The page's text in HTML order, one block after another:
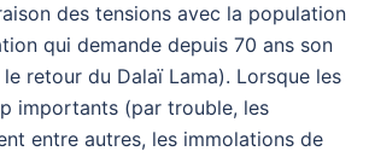
des tensions avec la population
qui demande depuis 70 ans son
retour du Dalaï Lama). Lorsque les
importants (par trouble, les
entre autres, les immolations de